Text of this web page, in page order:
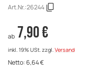
Art.Nr.:26244
ab 7,90 €
inkl. 19% USt. zzgl. Versand
Netto:6,64€